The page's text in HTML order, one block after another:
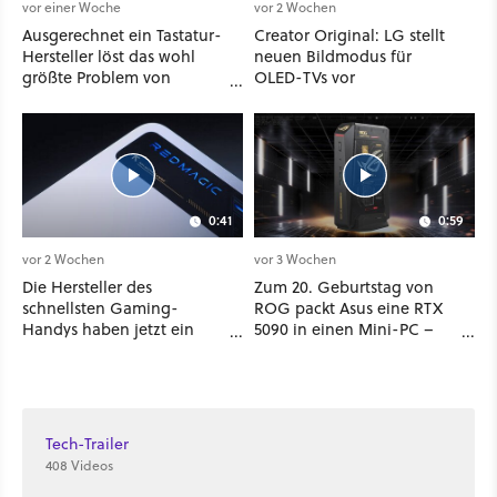
vor einer Woche
Ausgerechnet ein Tastatur-
Hersteller löst das wohl
größte Problem von
das auf die simpelste Art
vor 2 Wochen
Creator Original: LG stellt
neuen Bildmodus für
OLED-TVs vor
0:41
vor 2 Wochen
Die Hersteller des
schnellsten Gaming-
Handys haben jetzt ein
0:59
vor 3 Wochen
Zum 20. Geburtstag von
ROG packt Asus eine RTX
5090 in einen Mini-PC –
Tech-Trailer
408 Videos